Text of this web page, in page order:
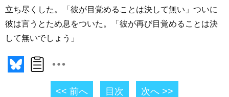
立ち尽くした。「彼が目覚めることは決して無い」ついに
彼は言うとため息をついた。「彼が再び目覚めることは決
して無いでしょう」
<< 前へ 目次 次へ >>